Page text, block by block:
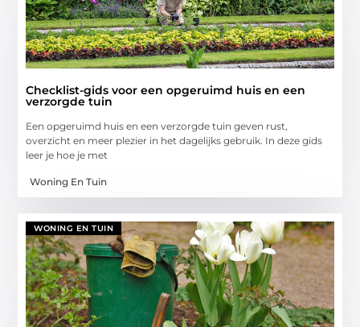
Checklist-gids voor een opgeruimd huis en een
verzorgde tuin
Een opgeruimd huis en een verzorgde tuin geven rust,
overzicht en meer plezier in het dagelijks gebruik. In deze gids
leer je hoe je met
Woning En Tuin
WONING EN TUIN